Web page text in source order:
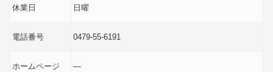
休業日 日曜
電話番号 0479-55-6191
ホームページ ―